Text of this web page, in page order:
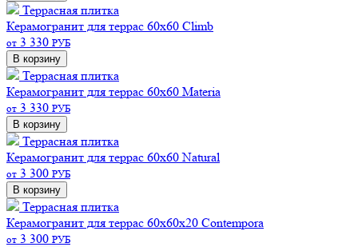
Террасная плитка
Керамогранит для террас 60х60 Climb
от 3 330 РУБ
В корзину
Террасная плитка
Керамогранит для террас 60х60 Materia
от 3 330 РУБ
В корзину
Террасная плитка
Керамогранит для террас 60х60 Natural
от 3 300 РУБ
В корзину
Террасная плитка
Керамогранит для террас 60х60х20 Contempora
от 3 300 РУБ